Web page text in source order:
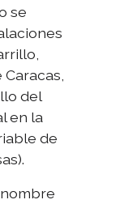
se
del
en la
de